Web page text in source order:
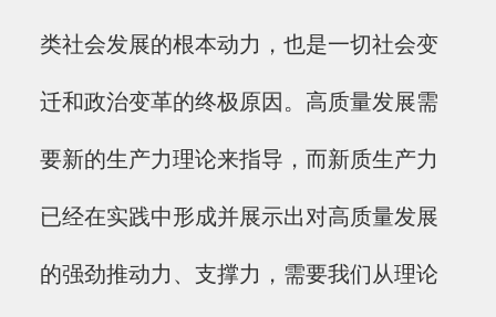
类社会发展的根本动力，也是一切社会变
迁和政治变革的终极原因。高质量发展需
要新的生产力理论来指导，而新质生产力
已经在实践中形成并展示出对高质量发展
的强劲推动力、支撑力，需要我们从理论